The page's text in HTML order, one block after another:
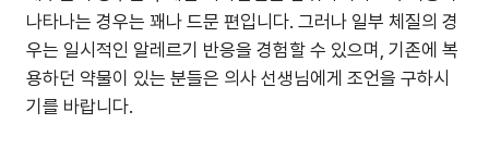
나타나는 경우는 꽤나 드문 편입니다. 그러나 일부 체질의 경
우는 일시적인 알레르기 반응을 경험할 수 있으며, 기존에 복
용하던 약물이 있는 분들은 의사 선생님에게 조언을 구하시
기를 바랍니다.